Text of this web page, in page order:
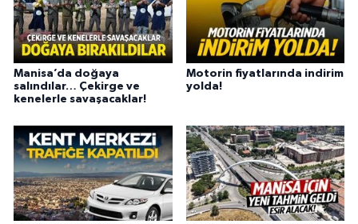
Manisa’da doğaya
salındılar… Çekirge ve
kenelerle savaşacaklar!
Motorin fiyatlarında indirim
yolda!